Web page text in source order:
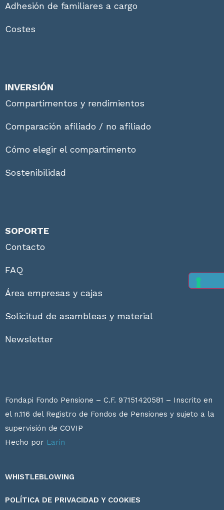
Adhesión de familiares a cargo
Costes
INVERSIÓN
Compartimentos y rendimientos
Comparación afiliado / no afiliado
Cómo elegir el compartimento
Sostenibilidad
SOPORTE
Contacto
FAQ
Área empresas y cajas
Solicitud de asambleas y material
Newsletter
Fondapi Fondo Pensione – C.F. 97151420581 – Inscrito en
el n.116 del Registro de Fondos de Pensiones y sujeto a la
supervisión de COVIP
Hecho por Larin
WHISTLEBLOWING
POLÍTICA DE PRIVACIDAD Y COOKIES